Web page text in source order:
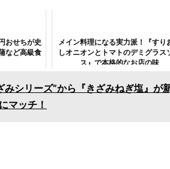
おせちが史
など高級食
メイン料理になる実力派！『すり
しオニオンとトマトのデミグラス
ス』で本格的なお店の味
みシリーズ”から『きざみねぎ塩』
マッチ！